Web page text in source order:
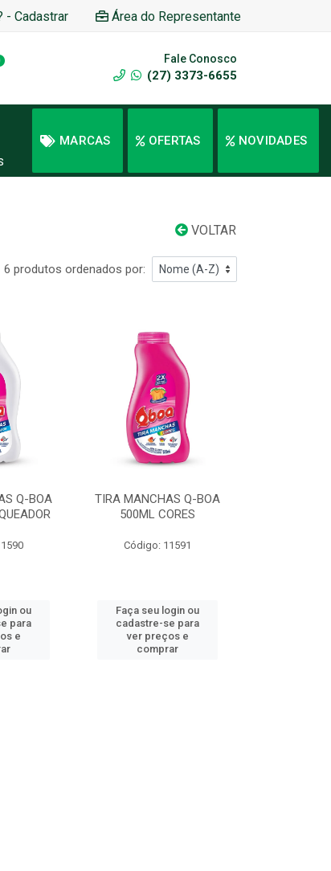
- Cadastrar Área do Representante
Fale Conosco
(27) 3373-6655
MARCAS OFERTAS NOVIDADES
VOLTAR
6 produtos ordenados por:
Q-BOA
ou
para
e
TIRA MANCHAS Q-BOA
500ML CORES
Código: 11591
Faça seu login ou
cadastre-se para
ver preços e
comprar